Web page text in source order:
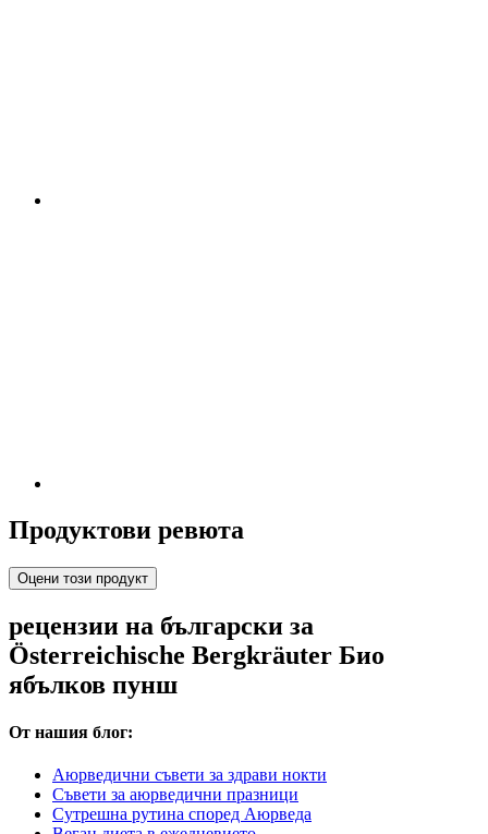
Продуктови ревюта
Оцени този продукт
рецензии на български за
Österreichische Bergkräuter Био
ябълков пунш
От нашия блог:
Аюрведични съвети за здрави нокти
Съвети за аюрведични празници
Сутрешна рутина според Аюрведа